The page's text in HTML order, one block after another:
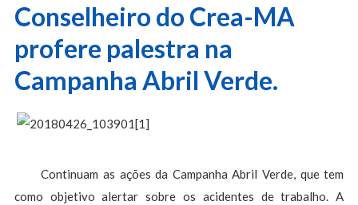
Conselheiro do Crea-MA
profere palestra na
Campanha Abril Verde.
Continuam as ações da Campanha Abril Verde, que tem
como objetivo alertar sobre os acidentes de trabalho. A